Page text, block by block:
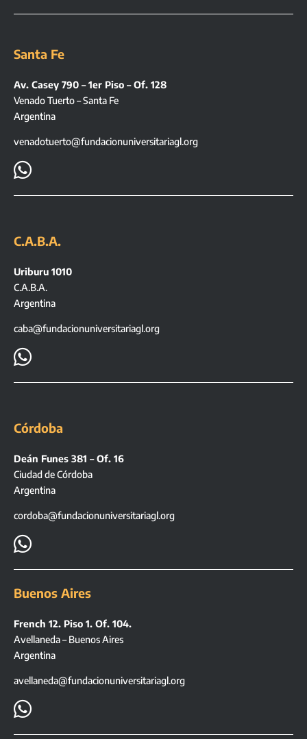
Santa Fe
Av. Casey 790 – 1er Piso – Of. 128
Venado Tuerto – Santa Fe
Argentina
venadotuerto@fundacionuniversitariagl.org

C.A.B.A.
Uriburu 1010
C.A.B.A.
Argentina
caba@fundacionuniversitariagl.org

Córdoba
Deán Funes 381 – Of. 16
Ciudad de Córdoba
Argentina
cordoba@fundacionuniversitariagl.org

Buenos Aires
French 12. Piso 1. Of. 104.
Avellaneda – Buenos Aires
Argentina
avellaneda@fundacionuniversitariagl.org
